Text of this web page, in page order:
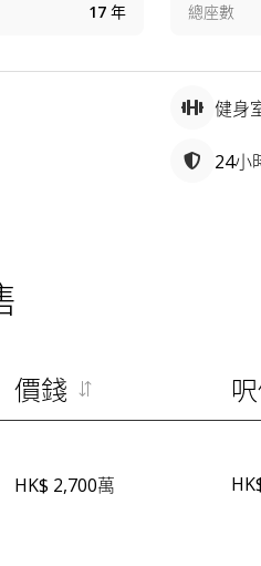
17 年 總座數
健身
24小
價錢
HK$ 2,700萬